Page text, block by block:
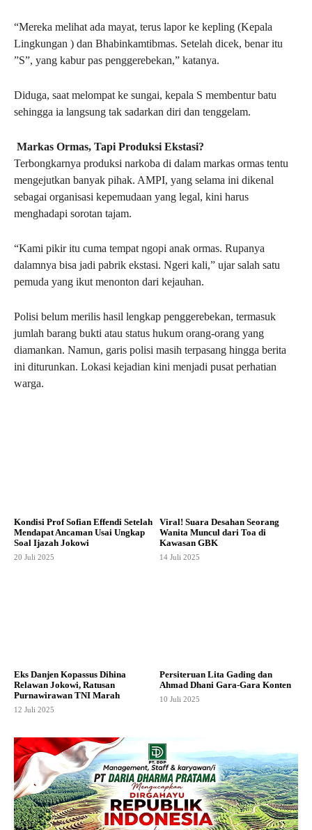
“Mereka melihat ada mayat, terus lapor ke kepling (Kepala
Lingkungan ) dan Bhabinkamtibmas. Setelah dicek, benar itu
”S”, yang kabur pas penggerebekan,” katanya.
Diduga, saat melompat ke sungai, kepala S membentur batu
sehingga ia langsung tak sadarkan diri dan tenggelam.
Markas Ormas, Tapi Produksi Ekstasi?
Terbongkarnya produksi narkoba di dalam markas ormas tentu
mengejutkan banyak pihak. AMPI, yang selama ini dikenal
sebagai organisasi kepemudaan yang legal, kini harus
menghadapi sorotan tajam.
“Kami pikir itu cuma tempat ngopi anak ormas. Rupanya
dalamnya bisa jadi pabrik ekstasi. Ngeri kali,” ujar salah satu
pemuda yang ikut menonton dari kejauhan.
Polisi belum merilis hasil lengkap penggerebekan, termasuk
jumlah barang bukti atau status hukum orang-orang yang
diamankan. Namun, garis polisi masih terpasang hingga berita
ini diturunkan. Lokasi kejadian kini menjadi pusat perhatian
warga.
Kondisi Prof Sofian Effendi Setelah
Mendapat Ancaman Usai Ungkap
Soal Ijazah Jokowi
20 Juli 2025
Viral! Suara Desahan Seorang
Wanita Muncul dari Toa di
Kawasan GBK
14 Juli 2025
Eks Danjen Kopassus Dihina
Relawan Jokowi, Ratusan
Purnawirawan TNI Marah
12 Juli 2025
Persiteruan Lita Gading dan
Ahmad Dhani Gara-Gara Konten
10 Juli 2025